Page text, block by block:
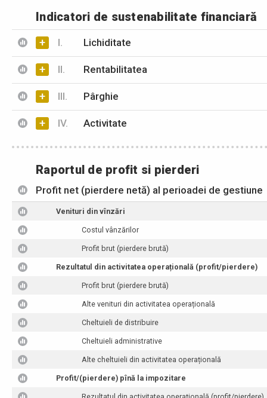
Indicatori de sustenabilitate financiară
+ I. Lichiditate
+ II. Rentabilitatea
+ III. Pârghie
+ IV. Activitate
Raportul de profit si pierderi
Profit net (pierdere netă) al perioadei de gestiune
Venituri din vînzări
Costul vânzărilor
Profit brut (pierdere brută)
Rezultatul din activitatea operațională (profit/pierdere)
Profit brut (pierdere brută)
Alte venituri din activitatea operațională
Cheltuieli de distribuire
Cheltuieli administrative
Alte cheltuieli din activitatea operațională
Profit/(pierdere) pînă la impozitare